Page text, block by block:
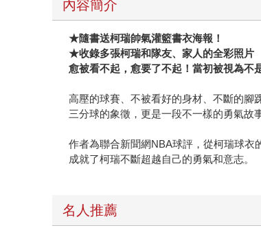
內容簡介
★隨書送柯瑞帥氣灌籃書衣海報！
★收錄多張柯瑞和隊友、家人的全彩照片
愈被看不起，愈要了不起！當初被視為不
高壓的球賽、不被看好的身材、不斷的腳
三分球的象徵，更是一段不一樣的勇氣故事
作者為聯合新聞網NBA球評，從柯瑞球衣
成就了柯瑞不斷超越自己的勇氣和意志。
名人推薦